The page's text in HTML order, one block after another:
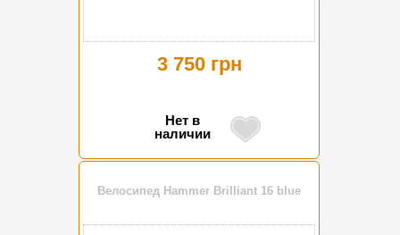
3 750 грн
Нет в
наличии
Велосипед Hammer Brilliant 16 blue